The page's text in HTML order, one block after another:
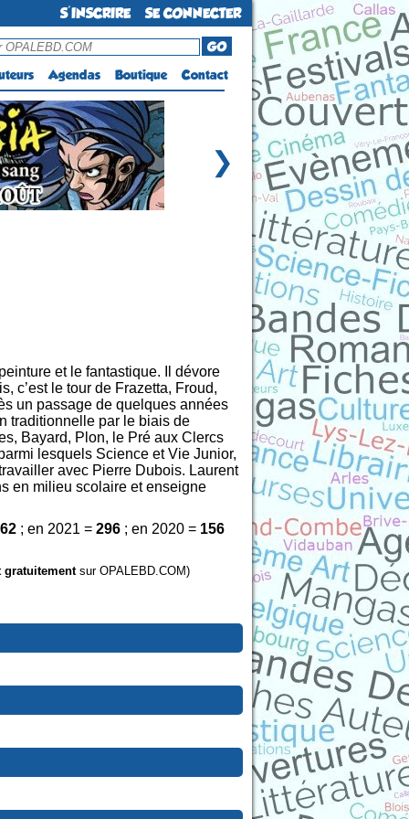
S'INSCRIRE SE CONNECTER
GO
Agendas Boutique Contact
❯
et le fantastique. Il dévore
c’est le tour de Frazetta, Froud,
un passage de quelques années
traditionnelle par le biais de
Bayard, Plon, le Pré aux Clercs
lesquels Science et Vie Junior,
avec Pierre Dubois. Laurent
en milieu scolaire et enseigne
; en 2021 = 296 ; en 2020 = 156
sur OPALEBD.COM)